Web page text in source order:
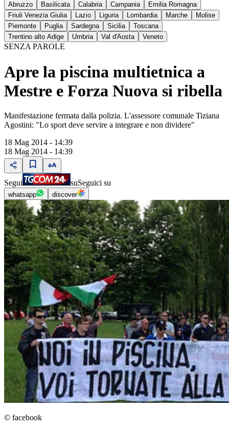
Abruzzo Basilicata Calabria Campania
Emilia Romagna
Friuli Venezia Giulia
Lazio Liguria Lombardia Marche
Molise
Piemonte
Puglia Sardegna Sicilia
Toscana
Trentino alto Adige
Umbria Val d'Aosta Veneto
SENZA PAROLE
Apre la piscina multietnica a
Mestre e Forza Nuova si ribella
Manifestazione fermata dalla polizia. L'assessore comunale Tiziana
Agostini: "Lo sport deve servire a integrare e non dividere"
18 Mag 2014 - 14:39
18 Mag 2014 - 14:39
Segui suSeguici su
whatsapp discover
© facebook